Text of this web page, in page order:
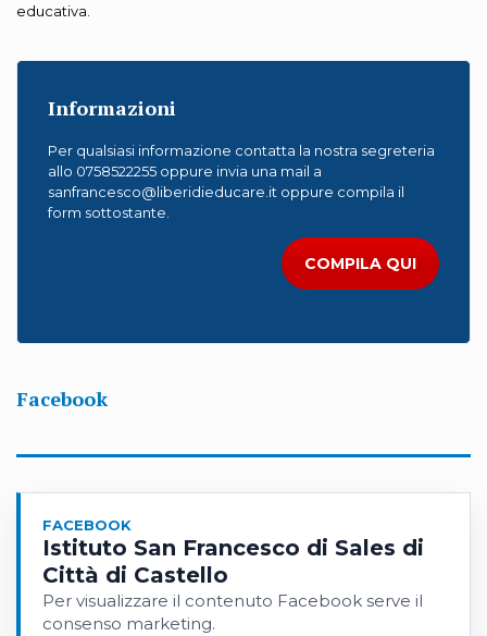
educativa.
Informazioni
Per qualsiasi informazione contatta la nostra segreteria
allo 0758522255 oppure invia una mail a
sanfrancesco@liberidieducare.it oppure compila il
form sottostante.
COMPILA QUI
Facebook
FACEBOOK
Istituto San Francesco di Sales di
Città di Castello
Per visualizzare il contenuto Facebook serve il
consenso marketing.